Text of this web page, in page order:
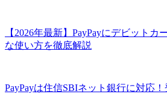
【2026年最新】PayPayにデビット
な使い方を徹底解説
PayPayは住信SBIネット銀行に対応